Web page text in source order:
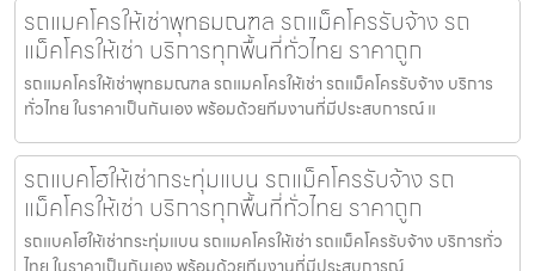
รถแมคโครให้เช่าพุทธมณฑล รถแม็คโครรับจ้าง รถ
แม็คโครให้เช่า บริการทุกพื้นที่ทั่วไทย ราคาถูก
รถแมคโครให้เช่าพุทธมณฑล รถแมคโครให้เช่า รถแม็คโครรับจ้าง บริการ
ทั่วไทย ในราคาเป็นกันเอง พร้อมด้วยทีมงานที่มีประสบการณ์ แ
รถแบคโฮให้เช่ากระทุ่มแบน รถแม็คโครรับจ้าง รถ
แม็คโครให้เช่า บริการทุกพื้นที่ทั่วไทย ราคาถูก
รถแบคโฮให้เช่ากระทุ่มแบน รถแมคโครให้เช่า รถแม็คโครรับจ้าง บริการทั่ว